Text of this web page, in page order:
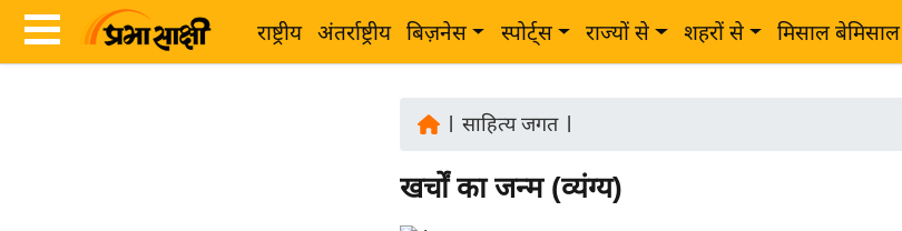
राष्ट्रीय अंतर्राष्ट्रीय बिज़नेस स्पोर्ट्स राज्यों से शहरों से मिसाल बेमिसाल
साहित्य जगत|
खर्चों का जन्म (व्यंग्य)